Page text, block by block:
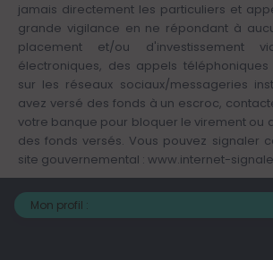
jamais directement les particuliers et
grande vigilance en ne répondant à
placement et/ou d'investissement
électroniques, des appels
sur les réseaux sociaux/messageries
avez versé des fonds à un escroc,
votre banque pour bloquer le virement ou
des fonds versés. Vous pouvez signaler
site gouvernemental : www.internet-
Mon profil :